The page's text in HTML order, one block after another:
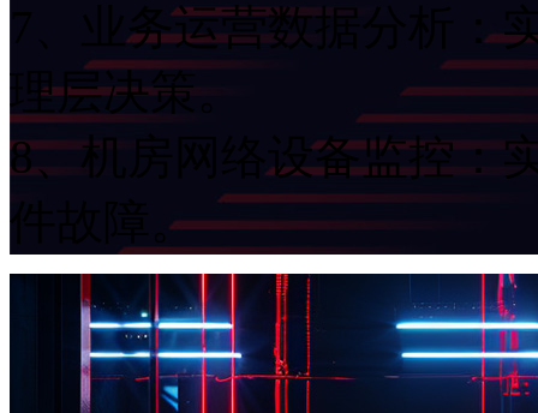
7、业务运营数据分析
理层决策。
8、机房网络设备监控
件故障。